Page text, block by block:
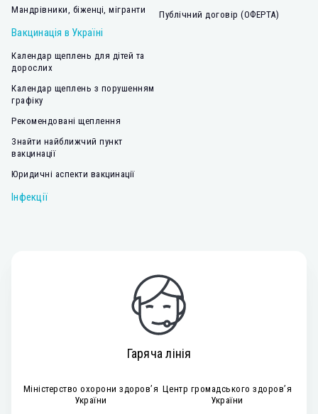
Мандрівники, біженці, мігранти
Вакцинація в Україні
Календар щеплень для дітей та
дорослих
Календар щеплень з порушенням
графіку
Рекомендовані щеплення
Знайти найближчий пункт
вакцинації
Юридичні аспекти вакцинації
Інфекції
Публічний договір (ОФЕРТА)
Гаряча лінія
Міністерство охорони здоров’я
України
Центр громадського здоров’я
України